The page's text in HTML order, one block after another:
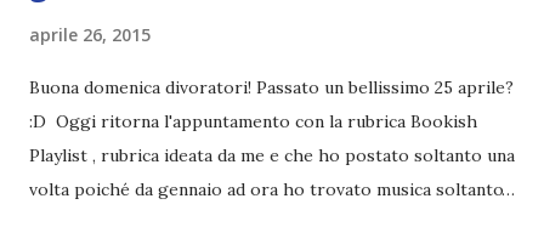
aprile 26, 2015
Buona domenica divoratori! Passato un bellissimo 25 aprile?
:D Oggi ritorna l'appuntamento con la rubrica Bookish
Playlist , rubrica ideata da me e che ho postato soltanto una
volta poiché da gennaio ad ora ho trovato musica soltanto